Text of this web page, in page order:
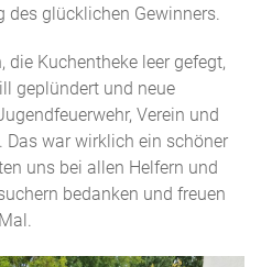
des glücklichen Gewinners.
die Kuchentheke leer gefegt,
geplündert und neue
Verein und
war wirklich ein schöner
uns bei allen Helfern und
bedanken und freuen